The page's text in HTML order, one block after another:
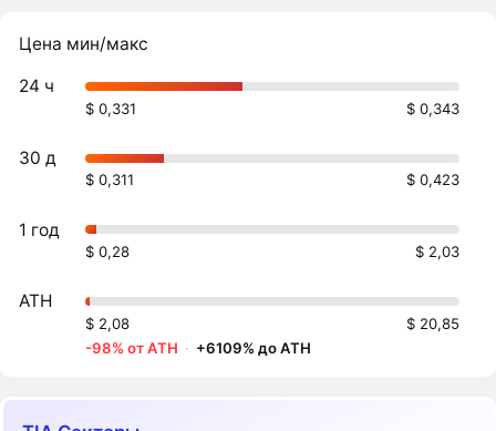
Цена мин/макс
24 ч
$ 0,331 $ 0,343
30 д
$ 0,311 $ 0,423
1 год
$ 0,28 $ 2,03
ATH
$ 2,08
$ 20,85
-98% от ATH · +6109% до ATH